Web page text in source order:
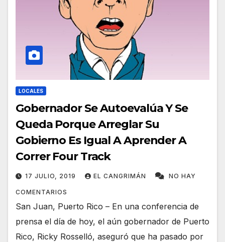
LOCALES
Gobernador Se Autoevalúa Y Se
Queda Porque Arreglar Su
Gobierno Es Igual A Aprender A
Correr Four Track
17 JULIO, 2019 EL CANGRIMÁN NO HAY
COMENTARIOS
San Juan, Puerto Rico – En una conferencia de
prensa el día de hoy, el aún gobernador de Puerto
Rico, Ricky Rosselló, aseguró que ha pasado por